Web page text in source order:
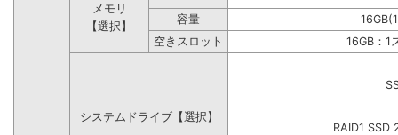
メモリ
【選択】
容量
空きスロット
16GB：1
システムドライブ【選択】
RAID1 SSD